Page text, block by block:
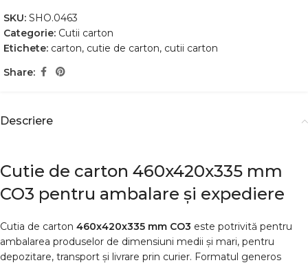
SKU: SHO.0463
Categorie: Cutii carton
Etichete: carton, cutie de carton, cutii carton
Share:
Descriere
Cutie de carton 460x420x335 mm
CO3 pentru ambalare și expediere
Cutia de carton 460x420x335 mm CO3 este potrivită pentru
ambalarea produselor de dimensiuni medii și mari, pentru
depozitare, transport și livrare prin curier. Formatul generos